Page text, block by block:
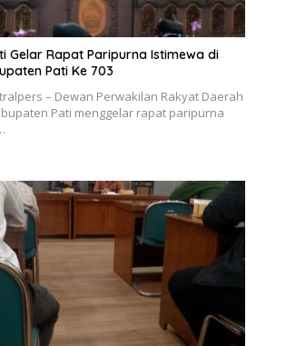
Gelar Rapat Paripurna Istimewa di
Pati Ke 703
– Dewan Perwakilan Rakyat Daerah
Pati menggelar rapat paripurna